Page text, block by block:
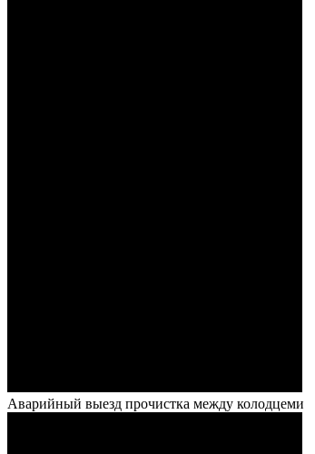
Аварийный выезд прочистка между колодцеми